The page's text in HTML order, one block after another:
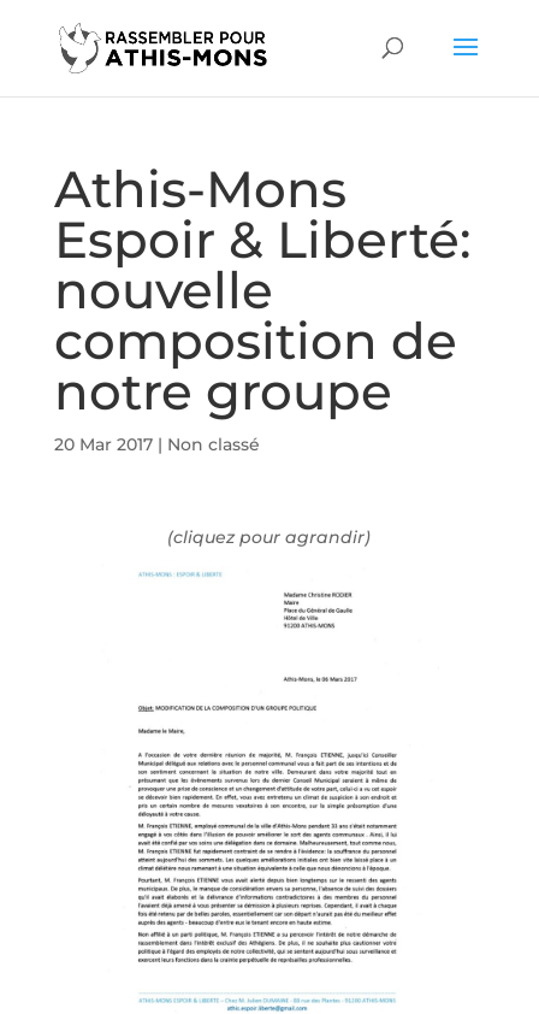
Athis-Mons
Espoir & Liberté:
nouvelle
composition de
notre groupe
20 Mar 2017| Non classé
(cliquez pour agrandir)